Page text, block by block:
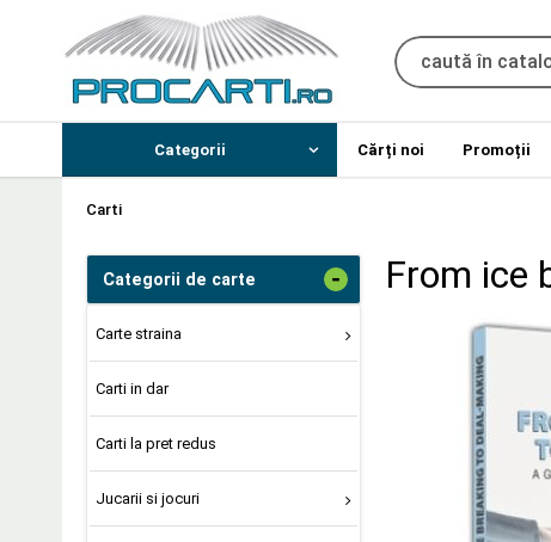
Categorii Cărți noi Promoții
Carti
Categorii de carte -
Carte straina
Carti in dar
Carti la pret redus
Jucarii si jocuri
From ice